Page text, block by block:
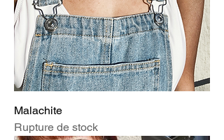
Malachite
Rupture de stock